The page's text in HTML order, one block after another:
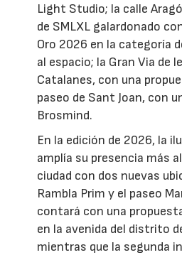
Light Studio; la calle
de SMLXL galardonado
Oro 2026 en la categoría
al espacio; la Gran Via de
Catalanes, con una
paseo de Sant Joan, con
Brosmind.
En la edición de 2026, la
amplía su presencia más
ciudad con dos nuevas
Rambla Prim y el paseo
contará con una
en la avenida del distrito
mientras que la segunda